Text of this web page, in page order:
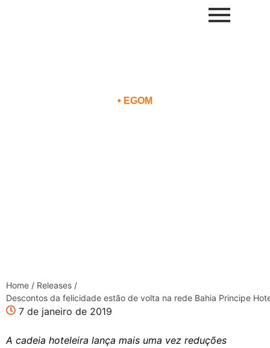
• EGOM
Home / Releases /
Descontos da felicidade estão de volta na rede Bahia Principe
7 de janeiro de 2019
A cadeia hoteleira lança mais uma vez reduções